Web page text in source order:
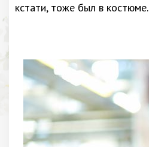
кстати, тоже был в костюме.